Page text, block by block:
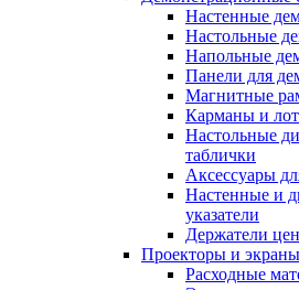
Настенные
Настольные
Напольные
Панели для
Магнитные
Карманы и
Настольные
таблички
Аксессуары
Настенные и
указатели
Держатели
Проекторы и экраны
Расходные